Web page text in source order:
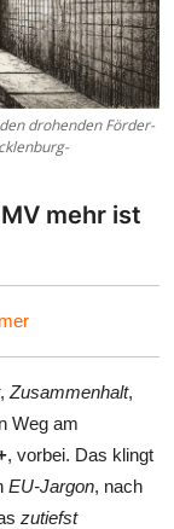
drohenden Förder-
mehr ist
, Zusammenhalt,
Weg am
, vorbei. Das klingt
EU-Jargon, nach
zutiefst